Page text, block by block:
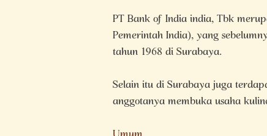
PT Bank of India india, Tbk
Pemerintah India), yang
tahun 1968 di Surabaya.
Selain itu di Surabaya juga
anggotanya membuka usaha